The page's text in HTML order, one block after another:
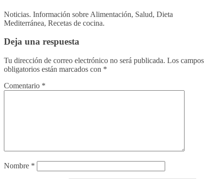
Noticias. Información sobre Alimentación, Salud, Dieta
Mediterránea, Recetas de cocina.
Deja una respuesta
Tu dirección de correo electrónico no será publicada. Los campos
obligatorios están marcados con *
Comentario *
Nombre *